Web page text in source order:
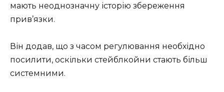
мають неоднозначну історію збереження
прив’язки.
Він додав, що з часом регулювання необхідно
посилити, оскільки стейблкойни стають більш
системними.